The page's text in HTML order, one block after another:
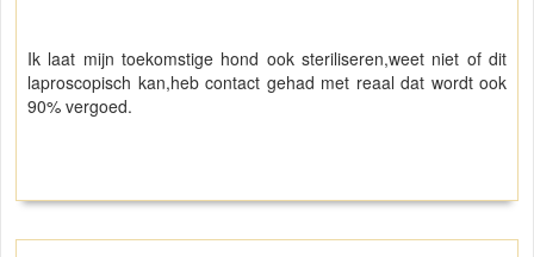
Ik laat mijn toekomstige hond ook steriliseren,weet niet of dit
laproscopisch kan,heb contact gehad met reaal dat wordt ook
90% vergoed.